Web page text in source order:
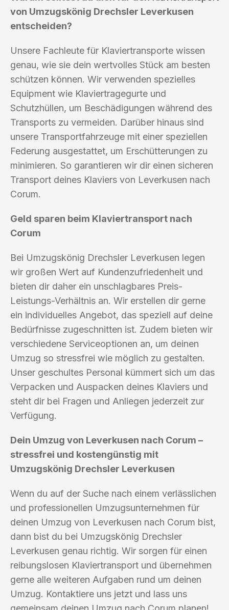
von Umzugskönig Drechsler Leverkusen
entscheiden?
Unsere Fachleute für Klaviertransporte wissen
genau, wie sie dein wertvolles Stück am besten
schützen können. Wir verwenden spezielles
Equipment wie Klaviertragegurte und
Schutzhüllen, um Beschädigungen während des
Transports zu vermeiden. Darüber hinaus sind
unsere Transportfahrzeuge mit einer speziellen
Federung ausgestattet, um Erschütterungen zu
minimieren. So garantieren wir dir einen sicheren
Transport deines Klaviers von Leverkusen nach
Corum.
Geld sparen beim Klaviertransport nach
Corum
Bei Umzugskönig Drechsler Leverkusen legen
wir großen Wert auf Kundenzufriedenheit und
bieten dir daher ein unschlagbares Preis-
Leistungs-Verhältnis an. Wir erstellen dir gerne
ein individuelles Angebot, das speziell auf deine
Bedürfnisse zugeschnitten ist. Zudem bieten wir
verschiedene Serviceoptionen an, um deinen
Umzug so stressfrei wie möglich zu gestalten.
Unser geschultes Personal kümmert sich um das
Verpacken und Auspacken deines Klaviers und
steht dir bei Fragen und Anliegen jederzeit zur
Verfügung.
Dein Umzug von Leverkusen nach Corum –
stressfrei und kostengünstig mit
Umzugskönig Drechsler Leverkusen
Wenn du auf der Suche nach einem verlässlichen
und professionellen Umzugsunternehmen für
deinen Umzug von Leverkusen nach Corum bist,
dann bist du bei Umzugskönig Drechsler
Leverkusen genau richtig. Wir sorgen für einen
reibungslosen Klaviertransport und übernehmen
gerne alle weiteren Aufgaben rund um deinen
Umzug. Kontaktiere uns jetzt und lass uns